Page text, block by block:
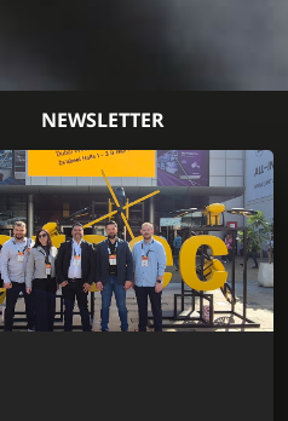
NEWSLETTER